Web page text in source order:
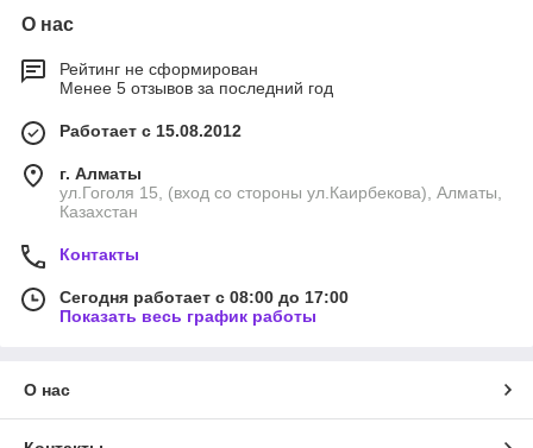
О нас
Рейтинг не сформирован
Менее 5 отзывов за последний год
Работает с 15.08.2012
г. Алматы
ул.Гоголя 15, (вход со стороны ул.Каирбекова), Алматы,
Казахстан
Контакты
Сегодня работает с 08:00 до 17:00
Показать весь график работы
О нас